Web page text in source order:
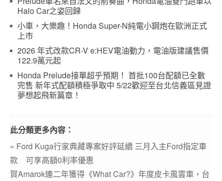
Halo Car之姿回歸
小車，大樂趣！Honda Super-N純電小鋼炮在歐洲正式
上市
2026 年式改款CR-V e:HEV電油動力，電油版建議售價
122.9萬元起
Honda Prelude接單超乎預期！ 首批100台配額已全數
完售 新年式配額積極爭取中 5/22歡迎至台北信義區見證
夢想起飛新篇章！
此分類更多內容：
« Ford Kuga行家典藏專案好評延續 三月入主Ford指定車
款 可享高額0利率優惠
賀Amarok連二年獲得《What Car?》年度皮卡風雲車，台